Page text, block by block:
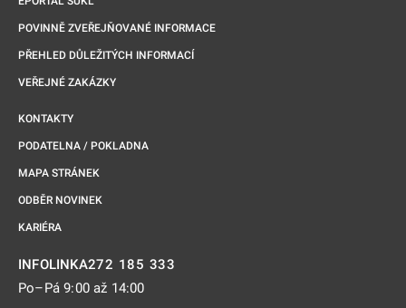
POVINNĚ ZVEŘEJŇOVANÉ INFORMACE
PŘEHLED DŮLEŽITÝCH INFORMACÍ
VEŘEJNÉ ZAKÁZKY
KONTAKTY
PODATELNA / POKLADNA
MAPA STRÁNEK
ODBĚR NOVINEK
KARIÉRA
INFOLINKA272 185 333
Po–Pá 9:00 až 14:00